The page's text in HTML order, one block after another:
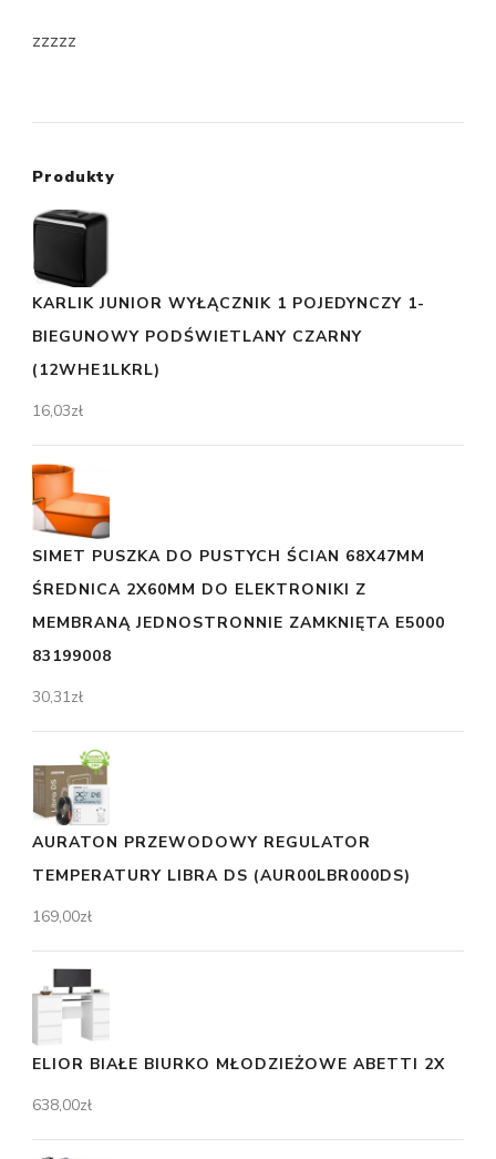
zzzzz
Produkty
KARLIK JUNIOR WYŁĄCZNIK 1 POJEDYNCZY 1-
BIEGUNOWY PODŚWIETLANY CZARNY
(12WHE1LKRL)
16,03zł
SIMET PUSZKA DO PUSTYCH ŚCIAN 68X47MM
ŚREDNICA 2X60MM DO ELEKTRONIKI Z
MEMBRANĄ JEDNOSTRONNIE ZAMKNIĘTA E5000
83199008
30,31zł
AURATON PRZEWODOWY REGULATOR
TEMPERATURY LIBRA DS (AUR00LBR000DS)
169,00zł
ELIOR BIAŁE BIURKO MŁODZIEŻOWE ABETTI 2X
638,00zł